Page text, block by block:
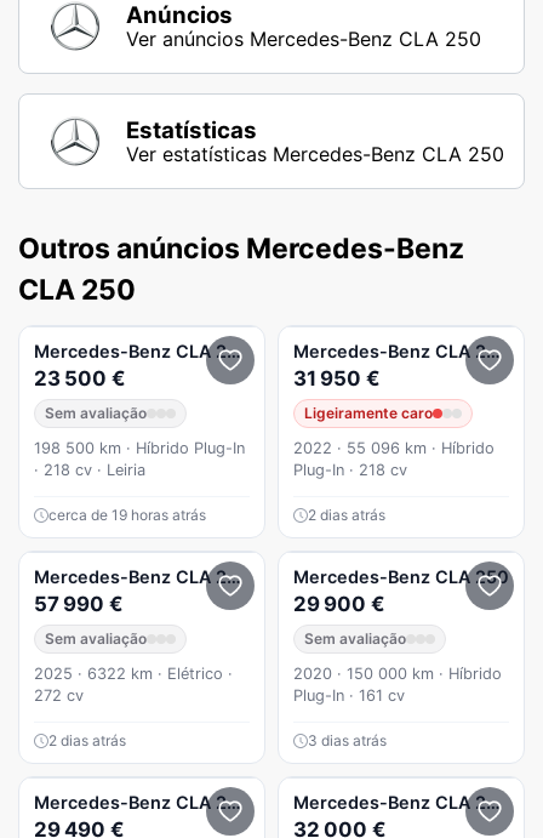
Anúncios
Ver anúncios Mercedes-Benz CLA 250
Estatísticas
Ver estatísticas Mercedes-Benz CLA 250
Outros anúncios Mercedes-Benz
CLA 250
Mercedes-Benz CLA 250
23 500 €
Sem avaliação
198 500 km · Híbrido Plug-In
· 218 cv · Leiria
cerca de 19 horas atrás
Mercedes-Benz CLA 250
31 950 €
Ligeiramente caro
2022 · 55 096 km · Híbrido
Plug-In · 218 cv
2 dias atrás
Mercedes-Benz CLA 250
57 990 €
Sem avaliação
2025 · 6322 km · Elétrico ·
272 cv
2 dias atrás
Mercedes-Benz CLA 250
29 900 €
Sem avaliação
2020 · 150 000 km · Híbrido
Plug-In · 161 cv
3 dias atrás
Mercedes-Benz CLA 250 e Shooting Brake AMG Line
29 490 €
Mercedes-Benz CLA 250
32 000 €